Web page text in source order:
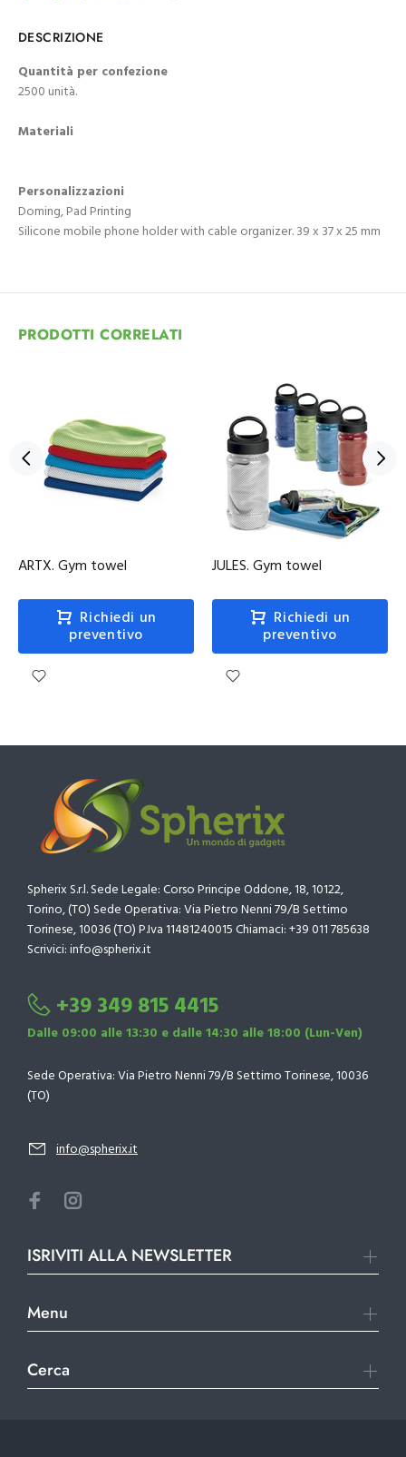
DESCRIZIONE
Quantità per confezione
2500 unità.
Materiali
Personalizzazioni
Doming, Pad Printing
Silicone mobile phone holder with cable organizer. 39 x 37 x 25 mm
PRODOTTI CORRELATI
ARTX. Gym towel
Richiedi un
preventivo
JULES. Gym towel
Richiedi un
preventivo
Spherix S.r.l. Sede Legale: Corso Principe Oddone, 18, 10122,
Torino, (TO) Sede Operativa: Via Pietro Nenni 79/B Settimo
Torinese, 10036 (TO) P.Iva 11481240015 Chiamaci: +39 011 785638
Scrivici: info@spherix.it
+39 349 815 4415
Dalle 09:00 alle 13:30 e dalle 14:30 alle 18:00 (Lun-Ven)
Sede Operativa: Via Pietro Nenni 79/B Settimo Torinese, 10036
(TO)
info@spherix.it
ISRIVITI ALLA NEWSLETTER
Menu
Cerca